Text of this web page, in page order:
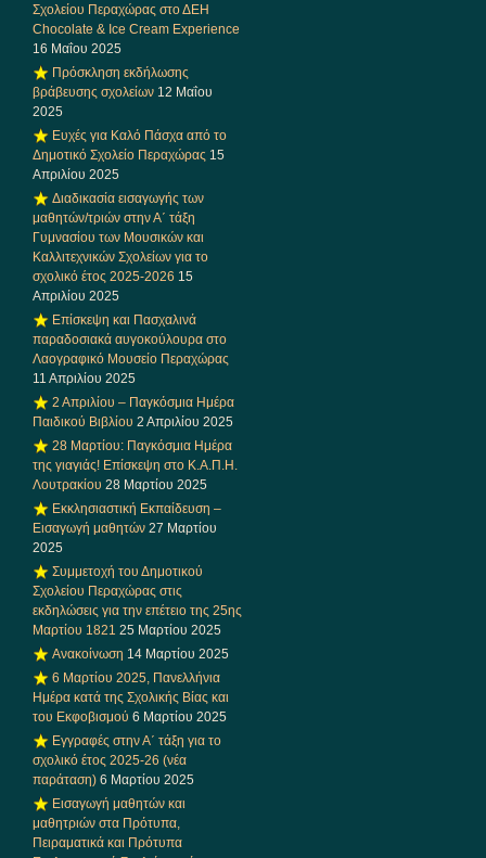
Σχολείου Περαχώρας στο ΔΕΗ
Chocolate & Ice Cream Experience
16 Μαΐου 2025
Πρόσκληση εκδήλωσης
βράβευσης σχολείων 12 Μαΐου
2025
Ευχές για Καλό Πάσχα από το
Δημοτικό Σχολείο Περαχώρας 15
Απριλίου 2025
Διαδικασία εισαγωγής των
μαθητών/τριών στην Α΄ τάξη
Γυμνασίου των Μουσικών και
Καλλιτεχνικών Σχολείων για το
σχολικό έτος 2025-2026 15
Απριλίου 2025
Επίσκεψη και Πασχαλινά
παραδοσιακά αυγοκούλουρα στο
Λαογραφικό Μουσείο Περαχώρας
11 Απριλίου 2025
2 Απριλίου – Παγκόσμια Ημέρα
Παιδικού Βιβλίου 2 Απριλίου 2025
28 Μαρτίου: Παγκόσμια Ημέρα
της γιαγιάς! Επίσκεψη στο Κ.Α.Π.Η.
Λουτρακίου 28 Μαρτίου 2025
Εκκλησιαστική Εκπαίδευση –
Εισαγωγή μαθητών 27 Μαρτίου
2025
Συμμετοχή του Δημοτικού
Σχολείου Περαχώρας στις
εκδηλώσεις για την επέτειο της 25ης
Μαρτίου 1821 25 Μαρτίου 2025
Ανακοίνωση 14 Μαρτίου 2025
6 Μαρτίου 2025, Πανελλήνια
Ημέρα κατά της Σχολικής Βίας και
του Εκφοβισμού 6 Μαρτίου 2025
Εγγραφές στην Α΄ τάξη για το
σχολικό έτος 2025-26 (νέα
παράταση) 6 Μαρτίου 2025
Εισαγωγή μαθητών και
μαθητριών στα Πρότυπα,
Πειραματικά και Πρότυπα